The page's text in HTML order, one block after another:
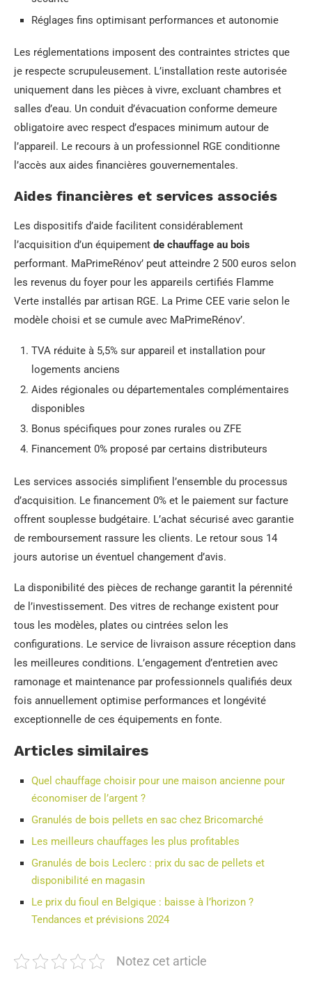
Réglages fins optimisant performances et autonomie
Les réglementations imposent des contraintes strictes que
je respecte scrupuleusement. L’installation reste autorisée
uniquement dans les pièces à vivre, excluant chambres et
salles d’eau. Un conduit d’évacuation conforme demeure
obligatoire avec respect d’espaces minimum autour de
l’appareil. Le recours à un professionnel RGE conditionne
l’accès aux aides financières gouvernementales.
Aides financières et services associés
Les dispositifs d’aide facilitent considérablement
l’acquisition d’un équipement de chauffage au bois
performant. MaPrimeRénov’ peut atteindre 2 500 euros selon
les revenus du foyer pour les appareils certifiés Flamme
Verte installés par artisan RGE. La Prime CEE varie selon le
modèle choisi et se cumule avec MaPrimeRénov’.
TVA réduite à 5,5% sur appareil et installation pour
logements anciens
Aides régionales ou départementales complémentaires
disponibles
Bonus spécifiques pour zones rurales ou ZFE
Financement 0% proposé par certains distributeurs
Les services associés simplifient l’ensemble du processus
d’acquisition. Le financement 0% et le paiement sur facture
offrent souplesse budgétaire. L’achat sécurisé avec garantie
de remboursement rassure les clients. Le retour sous 14
jours autorise un éventuel changement d’avis.
La disponibilité des pièces de rechange garantit la pérennité
de l’investissement. Des vitres de rechange existent pour
tous les modèles, plates ou cintrées selon les
configurations. Le service de livraison assure réception dans
les meilleures conditions. L’engagement d’entretien avec
ramonage et maintenance par professionnels qualifiés deux
fois annuellement optimise performances et longévité
exceptionnelle de ces équipements en fonte.
Articles similaires
Quel chauffage choisir pour une maison ancienne pour
économiser de l’argent ?
Granulés de bois pellets en sac chez Bricomarché
Les meilleurs chauffages les plus profitables
Granulés de bois Leclerc : prix du sac de pellets et
disponibilité en magasin
Le prix du fioul en Belgique : baisse à l’horizon ?
Tendances et prévisions 2024
Notez cet article